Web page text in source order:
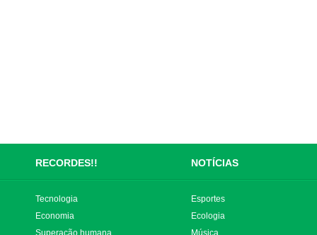
RECORDES!! NOTÍCIAS
Tecnologia
Economia
Superação humana
Esportes
Ecologia
Música